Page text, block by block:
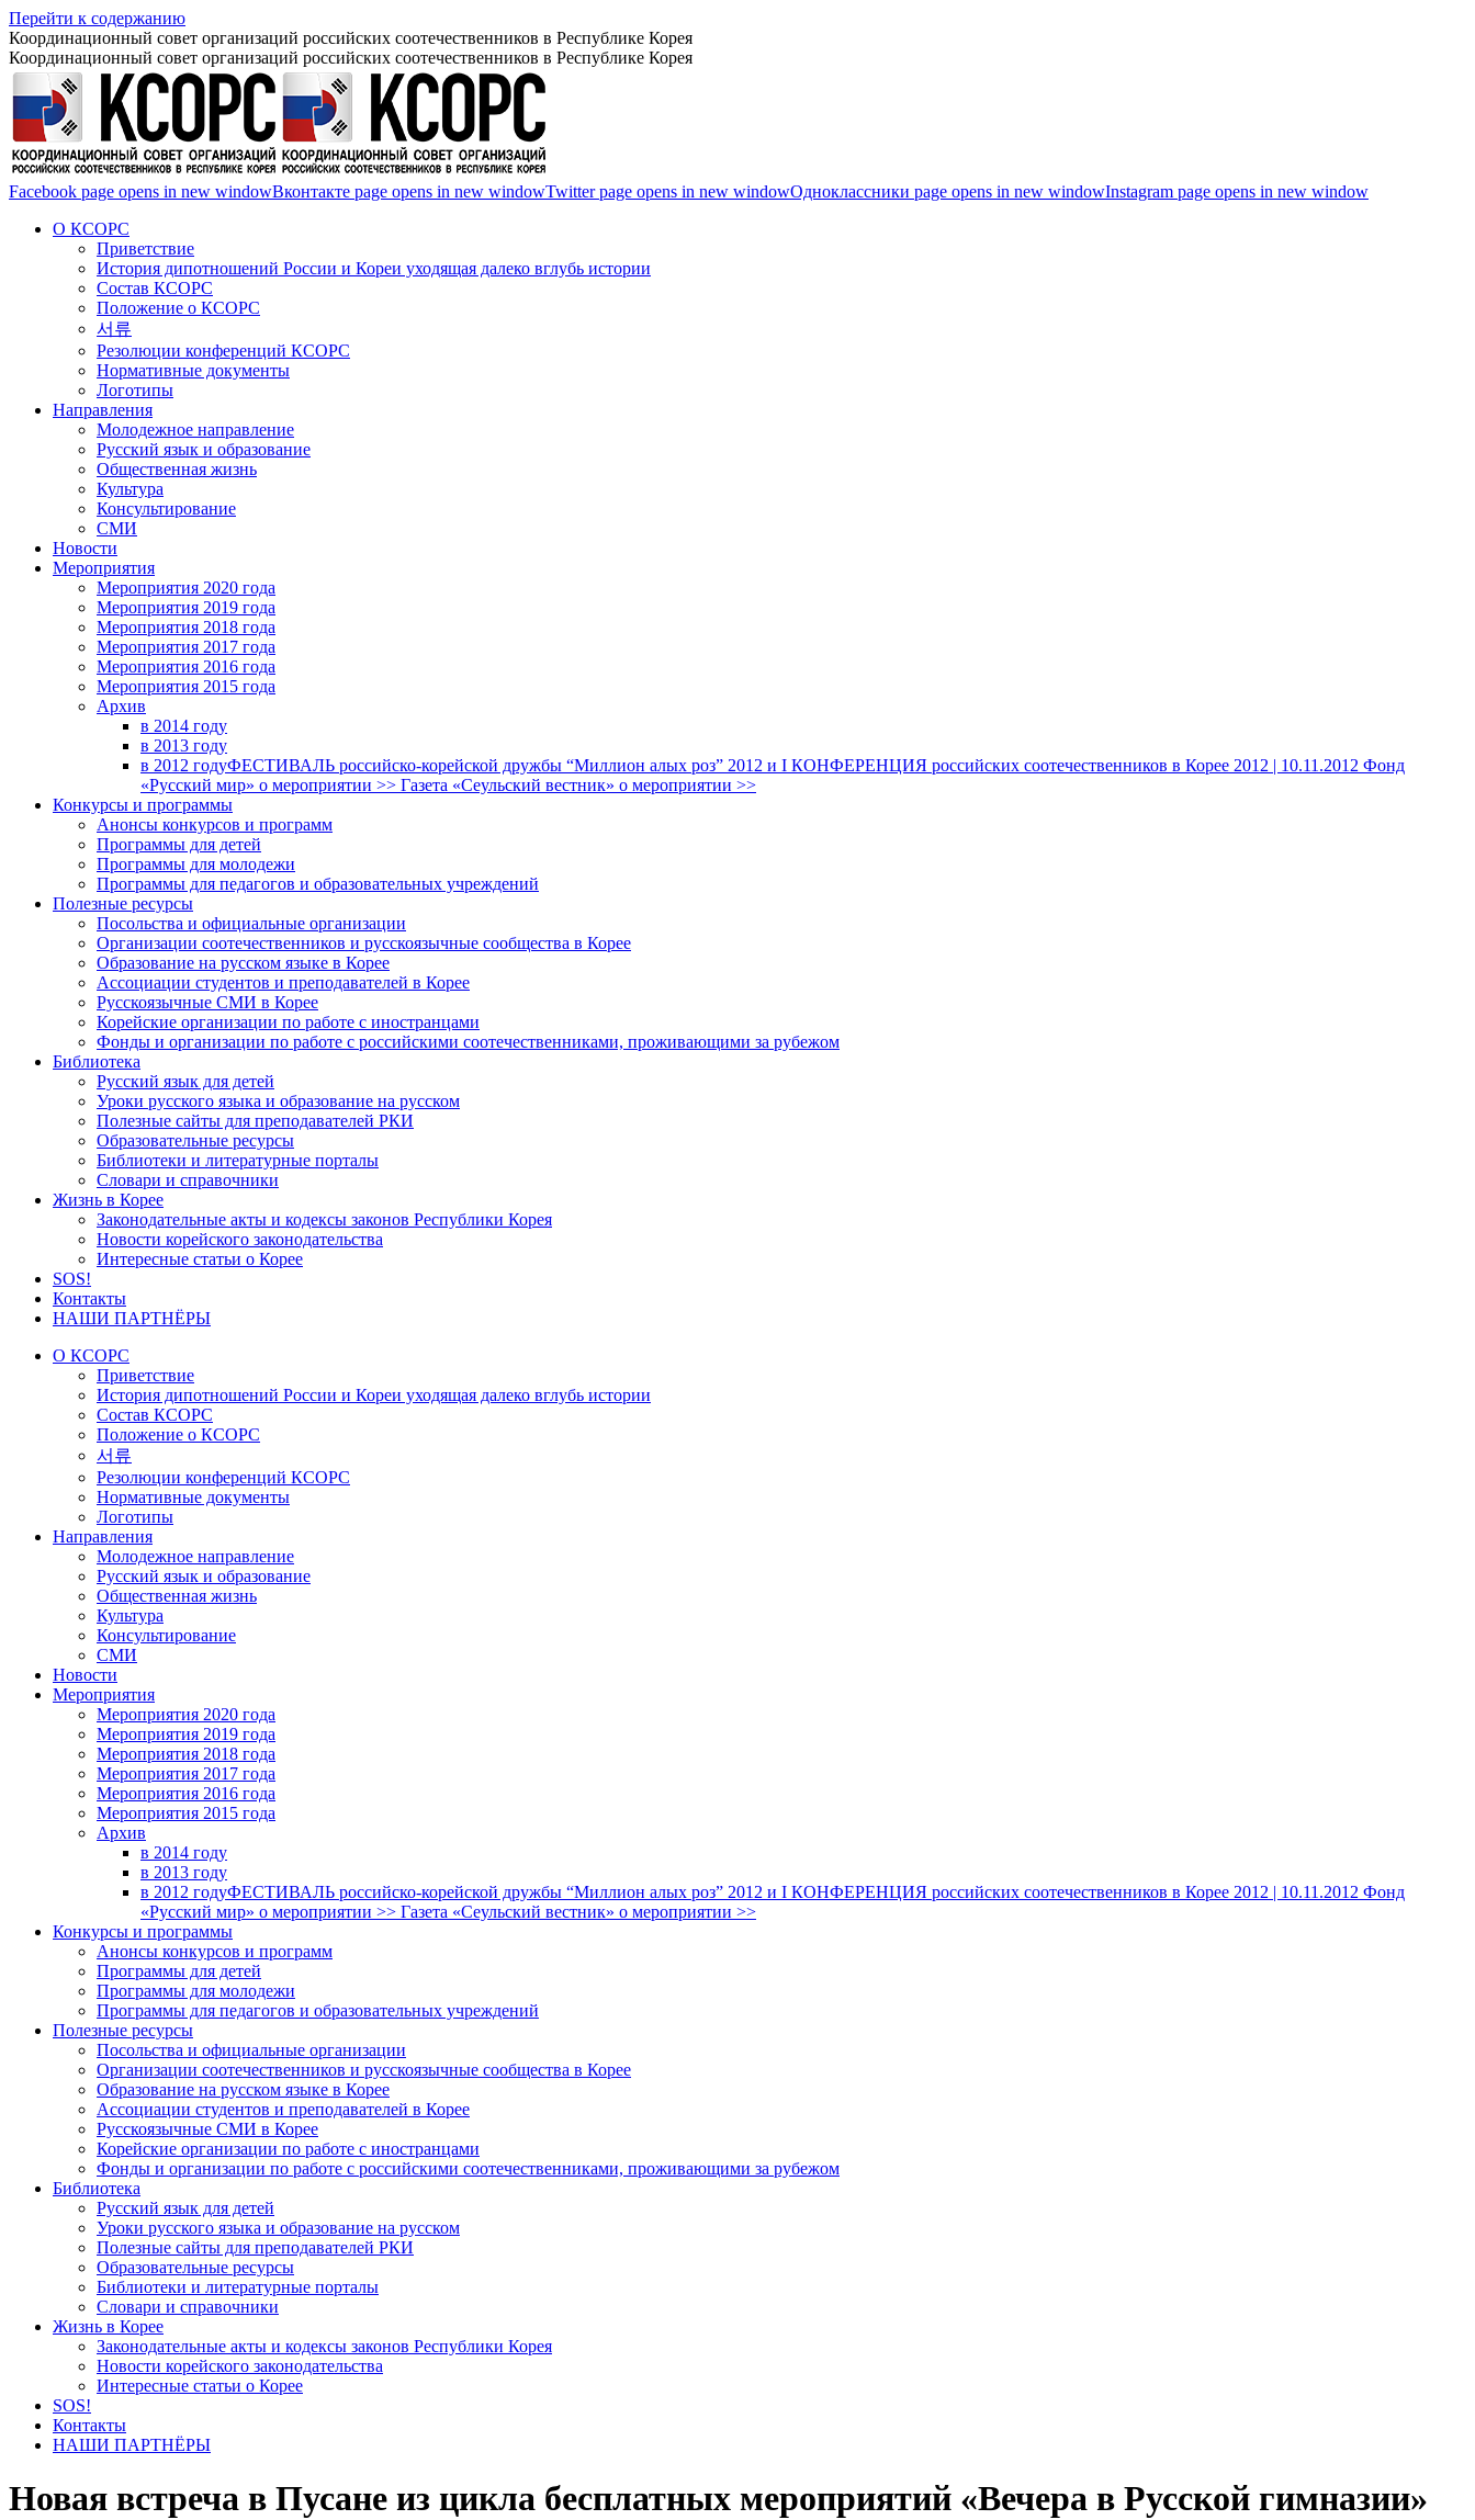
Перейти к содержанию
Координационный совет организаций российских соотечественников в Республике Корея
Координационный совет организаций российских соотечественников в Республике Корея
Facebook page opens in new windowВконтакте page opens in new windowTwitter page opens in new windowОдноклассники page opens in new windowInstagram page opens in new window
О КСОРС
Приветствие
История дипотношений России и Кореи уходящая далеко вглубь истории
Состав КСОРС
Положение о КСОРС
서류
Резолюции конференций КСОРС
Нормативные документы
Логотипы
Направления
Молодежное направление
Русский язык и образование
Общественная жизнь
Культура
Консультирование
СМИ
Новости
Мероприятия
Мероприятия 2020 года
Мероприятия 2019 года
Мероприятия 2018 годa
Мероприятия 2017 года
Мероприятия 2016 года
Мероприятия 2015 года
Архив
в 2014 году
в 2013 году
в 2012 годуФЕСТИВАЛЬ российско-корейской дружбы “Миллион алых роз” 2012 и I КОНФЕРЕНЦИЯ российских соотечественников в Корее 2012 | 10.11.2012 Фонд
«Русский мир» о мероприятии >> Газета «Сеульский вестник» о мероприятии >>
Конкурсы и программы
Анонсы конкурсов и программ
Программы для детей
Программы для молодежи
Программы для педагогов и образовательных учреждений
Полезные ресурсы
Посольства и официальные организации
Организации соотечественников и русскоязычные сообщества в Корее
Образование на русском языке в Корее
Ассоциации студентов и преподавателей в Корее
Русскоязычные СМИ в Корее
Корейские организации по работе с иностранцами
Фонды и организации по работе с российскими соотечественниками, проживающими за рубежом
Библиотека
Русский язык для детей
Уроки русского языка и образование на русском
Полезные сайты для преподавателей РКИ
Образовательные ресурсы
Библиотеки и литературные порталы
Словари и справочники
Жизнь в Корее
Законодательные акты и кодексы законов Республики Корея
Новости корейского законодательства
Интересные статьи о Корее
SOS!
Контакты
НАШИ ПАРТНЁРЫ
О КСОРС
Приветствие
История дипотношений России и Кореи уходящая далеко вглубь истории
Состав КСОРС
Положение о КСОРС
서류
Резолюции конференций КСОРС
Нормативные документы
Логотипы
Направления
Молодежное направление
Русский язык и образование
Общественная жизнь
Культура
Консультирование
СМИ
Новости
Мероприятия
Мероприятия 2020 года
Мероприятия 2019 года
Мероприятия 2018 годa
Мероприятия 2017 года
Мероприятия 2016 года
Мероприятия 2015 года
Архив
в 2014 году
в 2013 году
в 2012 годуФЕСТИВАЛЬ российско-корейской дружбы “Миллион алых роз” 2012 и I КОНФЕРЕНЦИЯ российских соотечественников в Корее 2012 | 10.11.2012 Фонд
«Русский мир» о мероприятии >> Газета «Сеульский вестник» о мероприятии >>
Конкурсы и программы
Анонсы конкурсов и программ
Программы для детей
Программы для молодежи
Программы для педагогов и образовательных учреждений
Полезные ресурсы
Посольства и официальные организации
Организации соотечественников и русскоязычные сообщества в Корее
Образование на русском языке в Корее
Ассоциации студентов и преподавателей в Корее
Русскоязычные СМИ в Корее
Корейские организации по работе с иностранцами
Фонды и организации по работе с российскими соотечественниками, проживающими за рубежом
Библиотека
Русский язык для детей
Уроки русского языка и образование на русском
Полезные сайты для преподавателей РКИ
Образовательные ресурсы
Библиотеки и литературные порталы
Словари и справочники
Жизнь в Корее
Законодательные акты и кодексы законов Республики Корея
Новости корейского законодательства
Интересные статьи о Корее
SOS!
Контакты
НАШИ ПАРТНЁРЫ
Новая встреча в Пусане из цикла бесплатных мероприятий «Вечера в Русской гимназии»